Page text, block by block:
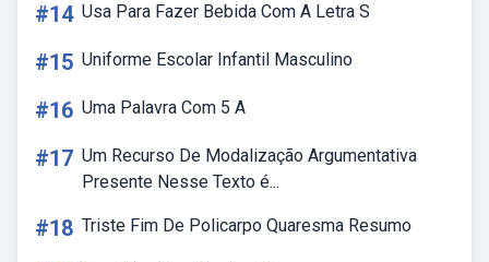
#14 Usa Para Fazer Bebida Com A Letra S
#15 Uniforme Escolar Infantil Masculino
#16 Uma Palavra Com 5 A
#17 Um Recurso De Modalização Argumentativa
Presente Nesse Texto é...
#18 Triste Fim De Policarpo Quaresma Resumo